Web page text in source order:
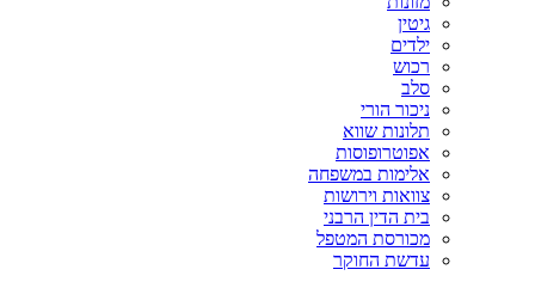
גיטין
ילדים
רכוש
סלב
ניכור הורי
תלונות שווא
אפוטרופוסות
אלימות במשפחה
צוואות וירושות
בית הדין הרבני
מכורסת המטפל
עדשת החוקר